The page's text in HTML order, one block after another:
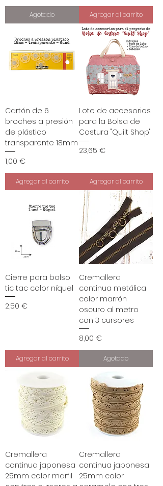
Agotado Agregar al carrito
Cartón de 6
broches a presión
de plástico
transparente 18mm
Precio
1,00 €
Agregar al carrito
Lote de accesorios
para la Bolsa de
Costura "Quilt Shop"
Precio
23,65 €
Agregar al carrito
Cierre para bolso
tic tac color níquel
Precio
2,50 €
Agregar al carrito
Cremallera
continua metálica
color marrón
oscuro al metro
con 3 cursores
Precio
8,00 €
Agotado
Cremallera
continua japonesa
25mm color marfil
Cremallera
continua japonesa
25mm color